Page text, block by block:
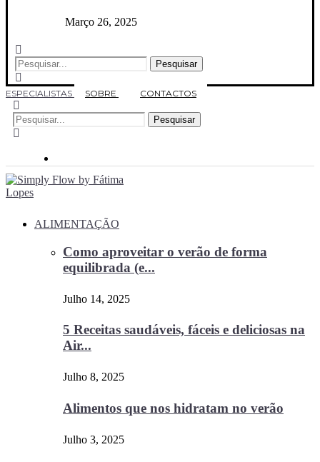
Março 26, 2025
Pesquisar
ESPECIALISTAS SOBRE CONTACTOS
Pesquisar
ALIMENTAÇÃO
Como aproveitar o verão de forma
equilibrada (e...
Julho 14, 2025
5 Receitas saudáveis, fáceis e deliciosas na
Air...
Julho 8, 2025
Alimentos que nos hidratam no verão
Julho 3, 2025